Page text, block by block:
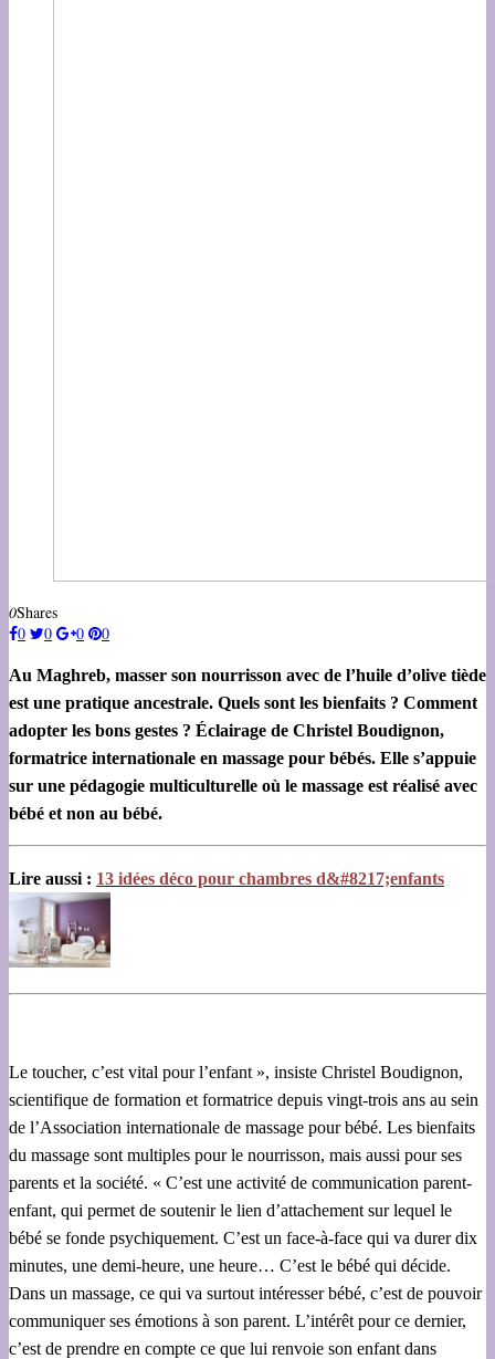
0Shares
0
0 0 0
Au Maghreb, masser son nourrisson avec de l’huile d’olive tiède
est une pratique ancestrale. Quels sont les bienfaits ? Comment
adopter les bons gestes ? Éclairage de Christel Boudignon,
formatrice internationale en massage pour bébés. Elle s’appuie
sur une pédagogie multiculturelle où le massage est réalisé avec
bébé et non au bébé.
Lire aussi : 13 idées déco pour chambres d&#8217;enfants
Le toucher, c’est vital pour l’enfant », insiste Christel Boudignon,
scientifique de formation et formatrice depuis vingt-trois ans au sein
de l’Association internationale de massage pour bébé. Les bienfaits
du massage sont multiples pour le nourrisson, mais aussi pour ses
parents et la société. « C’est une activité de communication parent-
enfant, qui permet de soutenir le lien d’attachement sur lequel le
bébé se fonde psychiquement. C’est un face-à-face qui va durer dix
minutes, une demi-heure, une heure… C’est le bébé qui décide.
Dans un massage, ce qui va surtout intéresser bébé, c’est de pouvoir
communiquer ses émotions à son parent. L’intérêt pour ce dernier,
c’est de prendre en compte ce que lui renvoie son enfant dans